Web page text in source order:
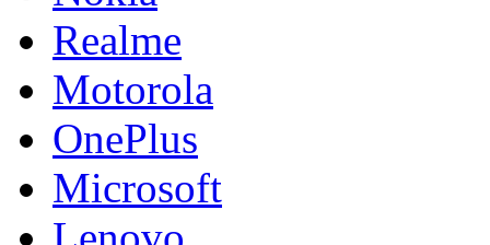
Realme
Motorola
OnePlus
Microsoft